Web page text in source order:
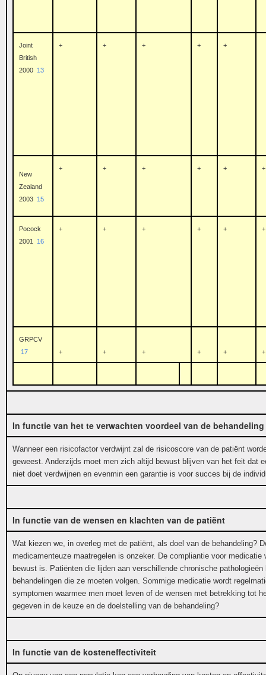
Joint
British
2000 13
+ + + + +
New
Zealand
2003 15
+ + + + + +
Pocock
2001
16
+ + + + + +
GRPCV
17
+ + + + + +
In functie van het te verwachten voordeel van de behandeling
Wanneer een risicofactor verdwijnt zal de risicoscore van de patiënt
geweest. Anderzijds moet men zich altijd bewust blijven van het feit dat
niet doet verdwijnen en evenmin een garantie is voor succes bij de
In functie van de wensen en klachten van de patiënt
Wat kiezen we, in overleg met de patiënt, als doel van de behandeling?
medicamenteuze maatregelen is onzeker. De compliantie voor
bewust is. Patiënten die lijden aan verschillende chronische
behandelingen die ze moeten volgen. Sommige medicatie wordt
symptomen waarmee men moet leven of de wensen met betrekking tot
gegeven in de keuze en de doelstelling van de behandeling?
In functie van de kosteneffectiviteit